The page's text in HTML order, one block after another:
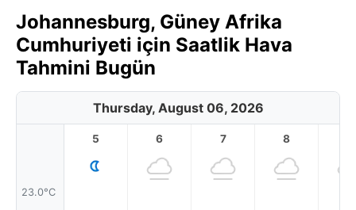
Johannesburg, Güney Afrika
Cumhuriyeti için Saatlik Hava
Tahmini Bugün
Thursday, August 06, 2026
23.0°C
5 6 7 8